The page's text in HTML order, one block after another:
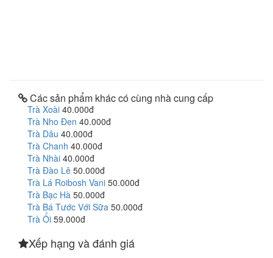
Các sản phẩm khác có cùng nhà cung cấp
Trà Xoài 40.000đ
Trà Nho Đen 40.000đ
Trà Dâu 40.000đ
Trà Chanh 40.000đ
Trà Nhài 40.000đ
Trà Đào Lê 50.000đ
Trà Lá Roibosh Vani 50.000đ
Trà Bạc Hà 50.000đ
Trà Bá Tước Với Sữa 50.000đ
Trà Ổi 59.000đ
Xếp hạng và đánh giá